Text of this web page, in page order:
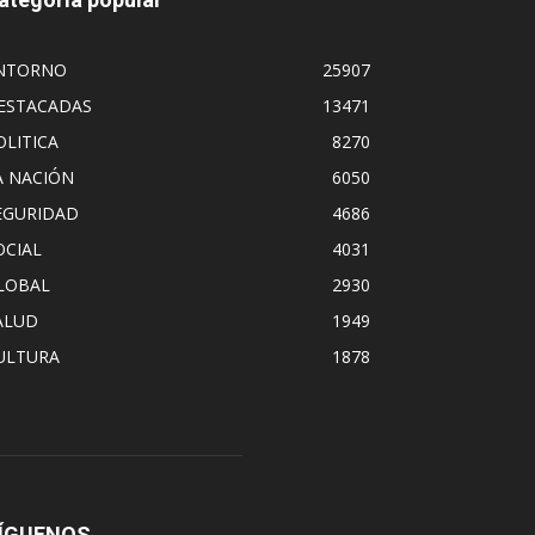
25907
13471
8270
NACIÓN
6050
4686
4031
2930
1949
1878